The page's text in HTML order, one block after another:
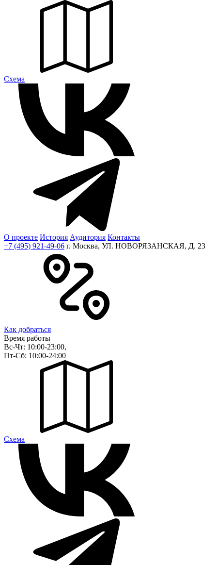
Cхема
О проекте История Аудитория Контакты
+7 (495) 921-49-06 г. Москва, УЛ. НОВОРЯЗАНСКАЯ, Д. 23
Как добраться
Время работы
Вс-Чт: 10:00-23:00,
Пт-Сб: 10:00-24:00
Cхема